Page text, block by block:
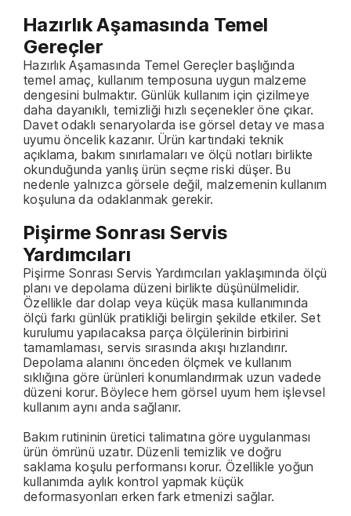
Hazırlık Aşamasında Temel
Gereçler
Hazırlık Aşamasında Temel Gereçler başlığında
temel amaç, kullanım temposuna uygun malzeme
dengesini bulmaktır. Günlük kullanım için çizilmeye
daha dayanıklı, temizliği hızlı seçenekler öne çıkar.
Davet odaklı senaryolarda ise görsel detay ve masa
uyumu öncelik kazanır. Ürün kartındaki teknik
açıklama, bakım sınırlamaları ve ölçü notları birlikte
okunduğunda yanlış ürün seçme riski düşer. Bu
nedenle yalnızca görsele değil, malzemenin kullanım
koşuluna da odaklanmak gerekir.
Pişirme Sonrası Servis
Yardımcıları
Pişirme Sonrası Servis Yardımcıları yaklaşımında ölçü
planı ve depolama düzeni birlikte düşünülmelidir.
Özellikle dar dolap veya küçük masa kullanımında
ölçü farkı günlük pratikliği belirgin şekilde etkiler. Set
kurulumu yapılacaksa parça ölçülerinin birbirini
tamamlaması, servis sırasında akışı hızlandırır.
Depolama alanını önceden ölçmek ve kullanım
sıklığına göre ürünleri konumlandırmak uzun vadede
düzeni korur. Böylece hem görsel uyum hem işlevsel
kullanım aynı anda sağlanır.
Bakım rutininin üretici talimatına göre uygulanması
ürün ömrünü uzatır. Düzenli temizlik ve doğru
saklama koşulu performansı korur. Özellikle yoğun
kullanımda aylık kontrol yapmak küçük
deformasyonları erken fark etmenizi sağlar.